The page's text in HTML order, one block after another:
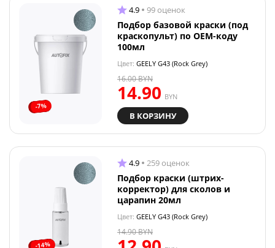
-7%
4.9 99 оценок
Подбор базовой краски (под
краскопульт) по OEM-коду
100мл
Цвет: GEELY G43 (Rock Grey)
14.90 BYN
16.00BYN
В КОРЗИНУ
-14%
4.9 259 оценок
Подбор краски (штрих-
корректор) для сколов и
царапин 20мл
Цвет: GEELY G43 (Rock Grey)
14.90BYN